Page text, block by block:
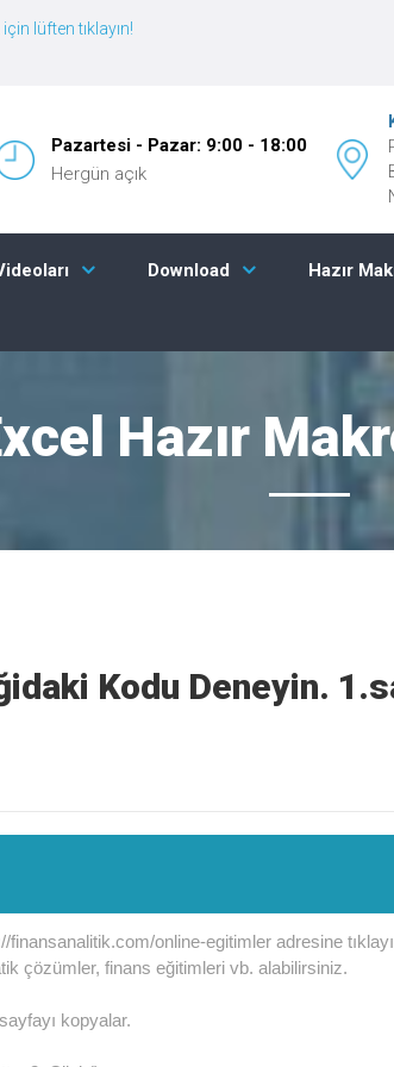
lüften tıklayın!
Pazartesi - Pazar: 9:00 - 18:00
Hergün açık
Download Hazır
Hazır
Kodu Deneyin.